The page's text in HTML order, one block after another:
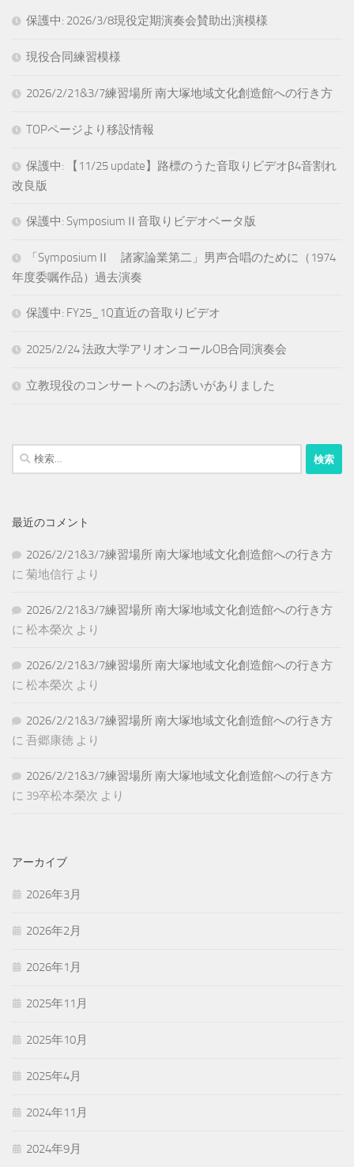
保護中: 2026/3/8現役定期演奏会賛助出演模様
現役合同練習模様
2026/2/21&3/7練習場所 南大塚地域文化創造館への行き方
TOPページより移設情報
保護中: 【11/25 update】路標のうた音取りビデオβ4音割れ
改良版
保護中: SymposiumⅡ音取りビデオベータ版
「SymposiumⅡ 諸家論業第二」男声合唱のために（1974
年度委嘱作品）過去演奏
保護中: FY25_1Q直近の音取りビデオ
2025/2/24 法政大学アリオンコールOB合同演奏会
立教現役のコンサートへのお誘いがありました
検
索:
最近のコメント
2026/2/21&3/7練習場所 南大塚地域文化創造館への行き方
に 菊地信行 より
2026/2/21&3/7練習場所 南大塚地域文化創造館への行き方
に 松本榮次 より
2026/2/21&3/7練習場所 南大塚地域文化創造館への行き方
に 松本榮次 より
2026/2/21&3/7練習場所 南大塚地域文化創造館への行き方
に 吾郷康徳 より
2026/2/21&3/7練習場所 南大塚地域文化創造館への行き方
に 39卒松本榮次 より
アーカイブ
2026年3月
2026年2月
2026年1月
2025年11月
2025年10月
2025年4月
2024年11月
2024年9月